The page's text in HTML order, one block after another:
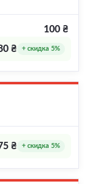
100 ₴
₴ + скидка 5%
₴ + скидка 5%